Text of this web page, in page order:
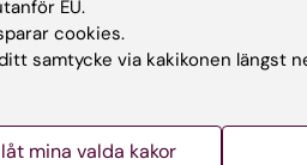
i klinisk fysiologi,
EU.
cookies.
samtycke via kakikonen längst
mina valda kakor